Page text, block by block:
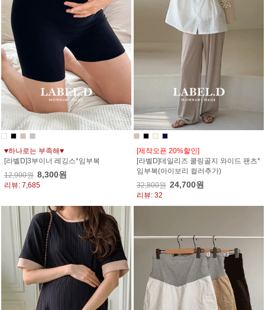
♥하나로는 부족해♥
[라벨D]3부이너 레깅스*임부복
12,900원 8,300원
리뷰: 7,685
[제작오픈 20%할인]
[라벨D]데일리즈 쿨링골지 와이드 팬츠*
임부복(아이보리 컬러추가)
32,800원 24,700원
리뷰: 32